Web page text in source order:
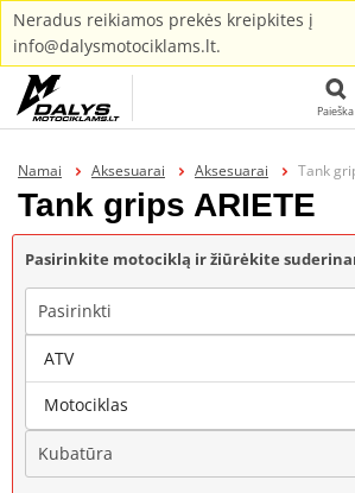
Neradus reikiamos prekės kreipkites į
info@dalysmotociklams.lt.
Paieška
Namai Aksesuarai Aksesuarai Tank
Tank grips ARIETE
Pasirinkite motociklą ir žiūrėkite
Pasirinkti
Gamintojas
Kubatūra
ATV
Motociklas